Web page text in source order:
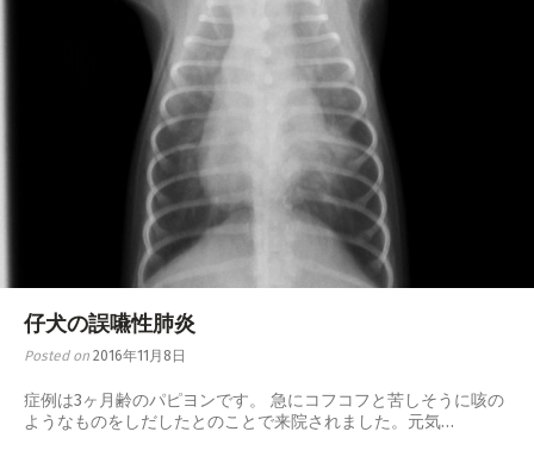
仔犬の誤嚥性肺炎
Posted on 2016年11月8日
症例は3ヶ月齢のパピヨンです。 急にコフコフと苦しそうに咳の
ようなものをしだしたとのことで来院されました。元気…